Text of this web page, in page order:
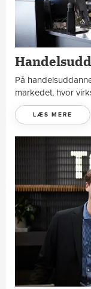
På
markedet, hvor
LÆS MERE